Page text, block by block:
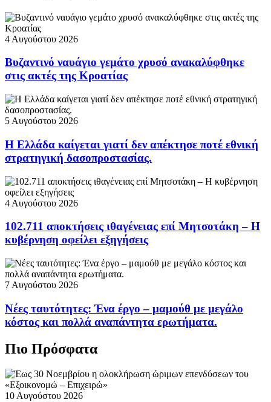
4 Αυγούστου 2026
Βυζαντινό ναυάγιο γεμάτο χρυσό ανακαλύφθηκε
στις ακτές της Κροατίας
5 Αυγούστου 2026
Η Ελλάδα καίγεται γιατί δεν απέκτησε ποτέ εθνική
στρατηγική δασοπροστασίας.
4 Αυγούστου 2026
102.711 αποκτήσεις ιθαγένειας επί Μητσοτάκη – Η
κυβέρνηση οφείλει εξηγήσεις
7 Αυγούστου 2026
Νέες ταυτότητες: Ένα έργο – μαμούθ με μεγάλο
κόστος και πολλά αναπάντητα ερωτήματα.
Πιο Πρόσφατα
10 Αυγούστου 2026